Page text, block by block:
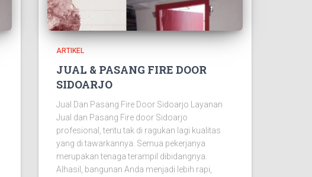
ARTIKEL
JUAL & PASANG FIRE DOOR
SIDOARJO
Jual Dan Pasang Fire Door Sidoarjo Layanan
Jual dan Pasang Fire door Sidoarjo
profesional, tentu tak di ragukan lagi kualitas
yang di tawarkannya. Semua pekerjanya
merupakan tenaga terampil dibidangnya.
Alhasil, bangunan Anda menjadi lebih rapi,